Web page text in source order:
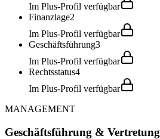
Im Plus-Profil verfügbar
Finanzlage2
Im Plus-Profil verfügbar
Geschäftsführung3
Im Plus-Profil verfügbar
Rechtsstatus4
Im Plus-Profil verfügbar
MANAGEMENT
Geschäftsführung & Vertretung